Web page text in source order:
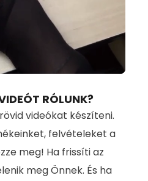
Loaded
100.00%
RÓLUNK?
videókat készíteni.
felvételeket a
meg! Ha frissíti az
meg Önnek. És ha